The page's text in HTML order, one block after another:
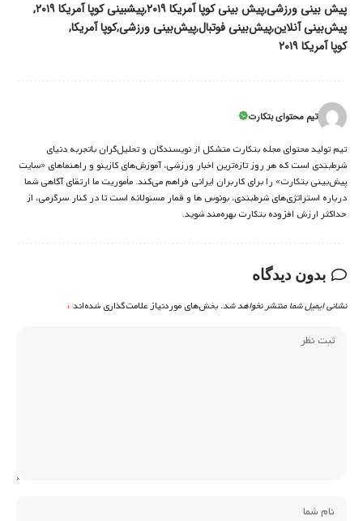
پیش بینی ورزشیپیش بینی کوپا آمریکا ۲۰۱۹
پیشبینی کوپا آمریکا ۲۰۱۹
پیش‌بینی آنلاینپیش‌بینی فوتبالپیش‌بینی ورزشیکوپا آمریکا
کوپا آمریکا ۲۰۱۹
تیم محتوای بتکارت
تیم تولید محتوای مجله بتکارت متشکل از نویسندگان و تحلیل‌گران باتجربه دنیای
شرط‌بندی است که هر روز تازه‌ترین اخبار ورزشی، آموزش‌های کازینو و راهنماهای «سایت
پیش‌بینی بتکارت» را برای کاربران ایرانی فراهم می‌کند. مأموریت ما ارتقای آگاهی شما
درباره استراتژی‌های شرطبندی، بونوس ها و قمار مسئولانه است تا در کنار سرگرمی، از
حداکثر ارزش افزوده بتکارت بهره‌مند شوید.
بدون دیدگاه
نشانی ایمیل شما منتشر نخواهد شد. بخش‌های موردنیاز علامت‌گذاری شده‌اند*